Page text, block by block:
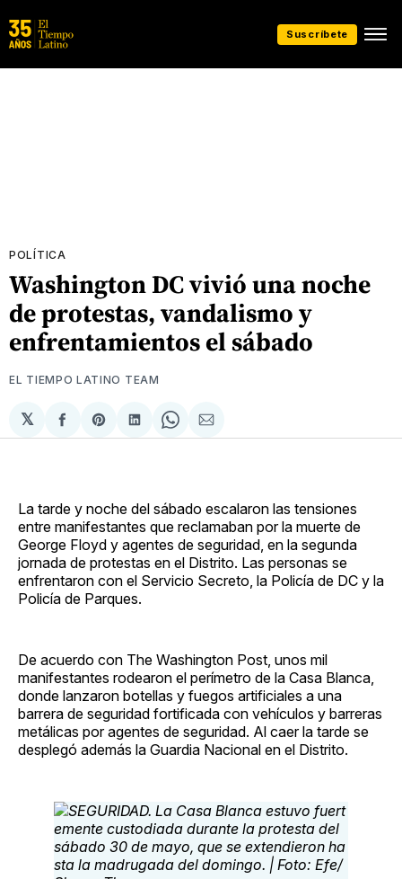
Suscríbete
POLÍTICA
Washington DC vivió una noche
de protestas, vandalismo y
enfrentamientos el sábado
EL TIEMPO LATINO TEAM
𝕏
Compartir
en
Share
on
Compartir
en
Share
on
Compartir
via
La tarde y noche del sábado escalaron las tensiones
entre manifestantes que reclamaban por la muerte de
George Floyd y agentes de seguridad, en la segunda
jornada de protestas en el Distrito. Las personas se
enfrentaron con el Servicio Secreto, la Policía de DC y la
Policía de Parques.
De acuerdo con The Washington Post, unos mil
manifestantes rodearon el perímetro de la Casa Blanca,
donde lanzaron botellas y fuegos artificiales a una
barrera de seguridad fortificada con vehículos y barreras
metálicas por agentes de seguridad. Al caer la tarde se
desplegó además la Guardia Nacional en el Distrito.